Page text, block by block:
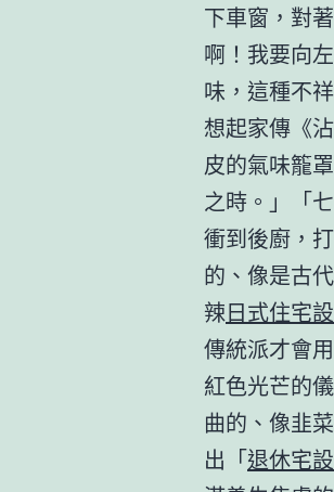
下車窗，對
啊！我要向
味，這種不
想起家傳《
皮的氣味籠
之時。」「
衝到後廚，
的、像是古
辣日式住宅
傳統派才會
紅色光芒的
曲的、像韭
出「退休宅